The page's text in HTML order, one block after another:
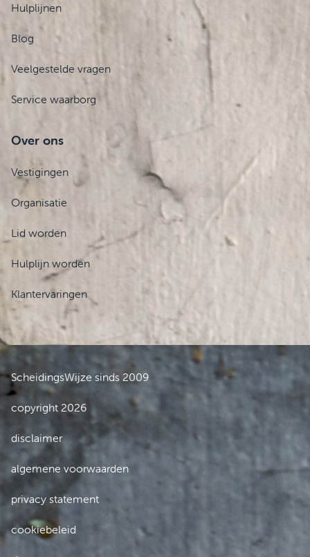
Hulplijnen
Blog
Veelgestelde vragen
Service waarborg
Over ons
Vestigingen
Organisatie
Lid worden
Hulplijn worden
Klantervaringen
ScheidingsWijze sinds 2009
copyright 2026
disclaimer
algemene voorwaarden
privacy statement
cookiebeleid